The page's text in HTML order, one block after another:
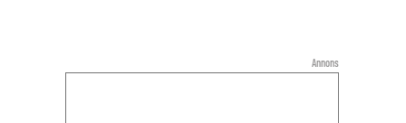
Annons